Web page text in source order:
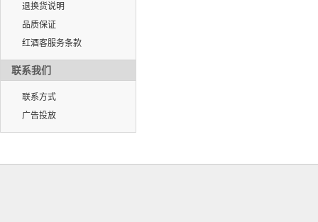
退换货说明
品质保证
红酒客服务条款
联系我们
联系方式
广告投放